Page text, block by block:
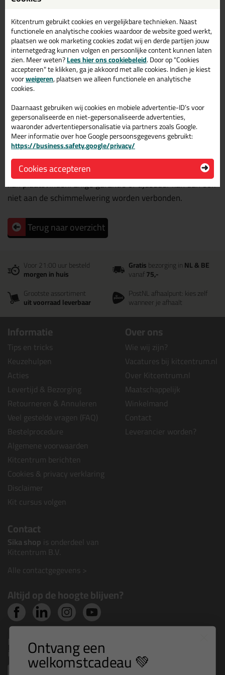
Indien agressieve reinigingsmiddelen worden toegepast
(vooral chloorhoudende zoals bleekwater, natrium
hypochloriet) kan het fungicide ook worden aangetast en
reeds na kortere tijd onwerkzaam worden
Het gebruik van schimmelwerende kitten houdt voor de
praktijk in, dat het ontstaan van schimmelvorming op het
kitoppervlak in de meeste gevallen voorkomen of
vermindert wordt. Afhankelijk van de omstandigheden
m.b.t. reiniging van de ruimten en de daar aanwezige
schimmels is het echter niet uitgesloten, dat na kortere
of langere tijd toch schimmelvorming op het kitoppervlak
kan plaatsvinden. Enige garantie of tijdsduur kan dan ook
niet aan de schimmelwering worden verbonden.
Terug naar overzicht
Voor 21:00 uur besteld
morgen in huis
Gratisbezorging inNL & BE
vanaf75,-
Grootste assortiment
uit voorraad leverbaar
PostNL afhaalpunt: kies zelf
wanneer je afhaalt
Informatie
Tips en tricks
Keuzehulpen
Acties
Levertijd & Bezorging
Retourneren & Annuleren
Veel gestelde vragen (FAQ)
Bestelprocedure
Algemene voorwaarden
Kitcentrum berichten
Cookies & privacy verklaring
Disclaimer
Kit cursus volgen
Over ons
Wie wij zijn?
Vacatures bij kitcentrum.nl
Over Kitcentrum.nl
Maatschappelijk
Winkelmand
Contact
Leverancier worden?
Contact
Sika shop is onderdeel van
Kitcentrum B.V.
Alle contactgegevens >
Altijd op de hoogte blijven?
Nieuws, tips en exclusieve deals rechtstreeks in je
inbox
Kitcentrum gebruikt cookies en vergelijkbare technieken. Naast
functionele en analytische cookies waardoor de website goed werkt,
plaatsen we ook marketing cookies zodat wij en derde partijen jouw
internetgedrag kunnen volgen en persoonlijke content kunnen laten
zien. Meer weten?Lees hier ons cookiebeleid. Door op "Cookies
accepteren" te klikken, ga je akkoord met alle cookies. Indien je kiest
voorweigeren, plaatsen we alleen functionele en analytische
cookies.
Daarnaast gebruiken wij cookies en mobiele advertentie-ID’s voor
gepersonaliseerde en niet-gepersonaliseerde advertenties,
waaronder advertentiepersonalisatie via partners zoals Google.
Meer informatie over hoe Google persoonsgegevens gebruikt:
https://business.safety.google/privacy/
Cookies accepteren
Ontvang een
welkomstcadeau 💚